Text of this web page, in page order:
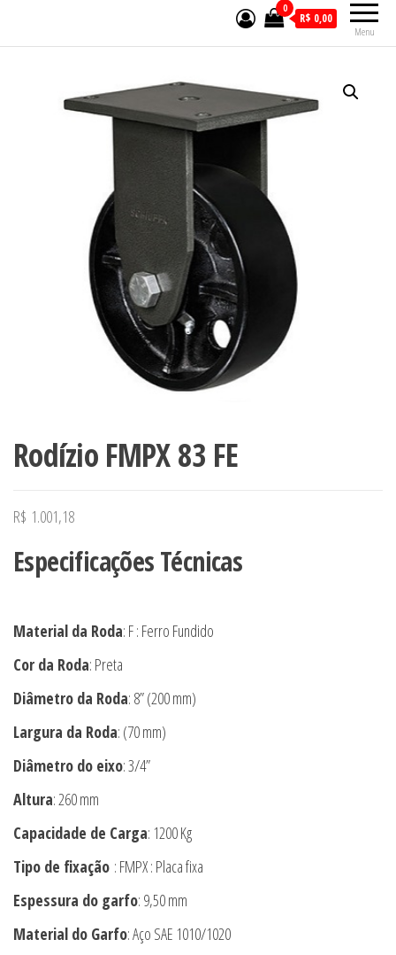
Menu
0
R$ 0,00
Rodízio FMPX 83 FE
R$ 1.001,18
Especificações Técnicas
Material da Roda: F : Ferro Fundido
Cor da Roda: Preta
Diâmetro da Roda: 8” (200 mm)
Largura da Roda: (70 mm)
Diâmetro do eixo: 3/4”
Altura: 260 mm
Capacidade de Carga: 1200 Kg
Tipo de fixação : FMPX : Placa fixa
Espessura do garfo: 9,50 mm
Material do Garfo: Aço SAE 1010/1020